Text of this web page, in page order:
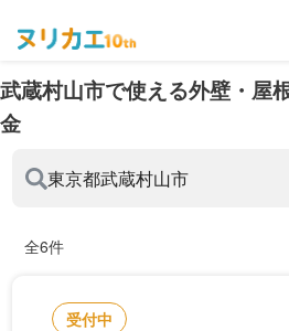
武蔵村山市で使える外壁・屋
金
東京都武蔵村山市
全6件
受付中